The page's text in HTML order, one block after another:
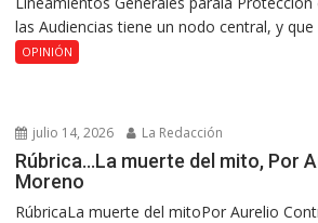
las Audiencias tiene un nodo central, y
OPINIÓN
julio 14, 2026 La Redacción
Rúbrica…La muerte del mito, Por
Moreno
RúbricaLa muerte del mitoPor Aurelio